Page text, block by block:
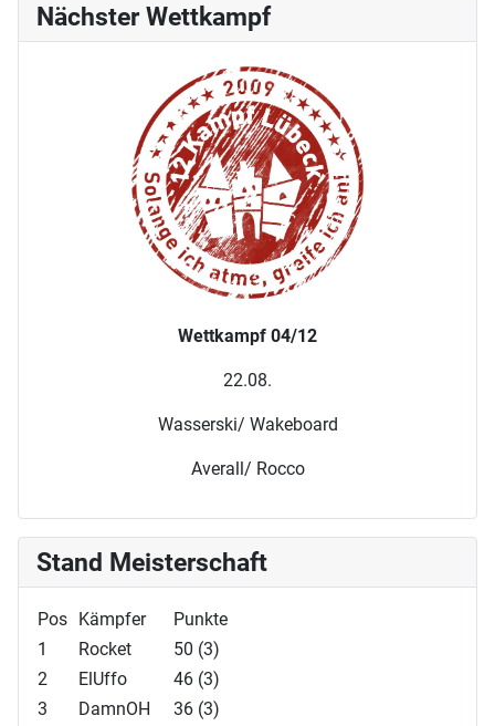
Nächster Wettkampf
Wettkampf 04/12
22.08.
Wasserski/ Wakeboard
Averall/ Rocco
Stand Meisterschaft
Pos Kämpfer
Punkte
1
Rocket
50 (3)
2
ElUffo
46 (3)
3
DamnOH
36 (3)